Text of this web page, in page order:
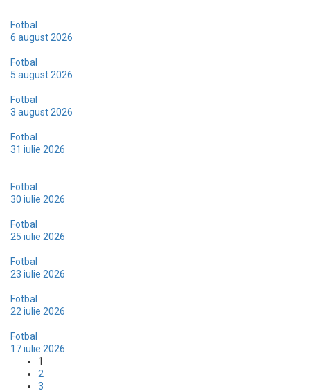
Fotbal
6 august 2026
Fotbal
5 august 2026
Fotbal
3 august 2026
Fotbal
31 iulie 2026
Fotbal
30 iulie 2026
Fotbal
25 iulie 2026
Fotbal
23 iulie 2026
Fotbal
22 iulie 2026
Fotbal
17 iulie 2026
1
2
3